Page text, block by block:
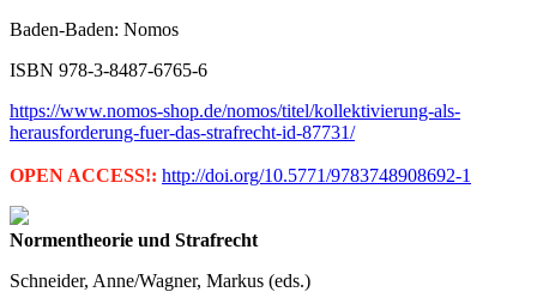
Baden-Baden: Nomos
ISBN 978-3-8487-6765-6
https://www.nomos-shop.de/nomos/titel/kollektivierung-als-
herausforderung-fuer-das-strafrecht-id-87731/
OPEN ACCESS!: http://doi.org/10.5771/9783748908692-1
Normentheorie und Strafrecht
Schneider, Anne/Wagner, Markus (eds.)